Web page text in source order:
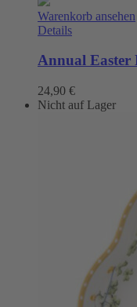
Warenkorb ansehen
Details
Annual Easter
24,90 €
Nicht auf Lager